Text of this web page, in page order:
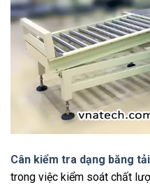
Cân kiểm tra dạng băng tải
trong việc kiểm soát chất